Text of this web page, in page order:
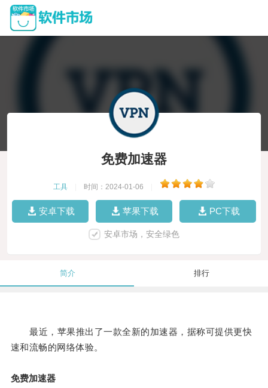
免费加速器
工具 时间：2024-01-06
安卓下载 苹果下载 PC下载
安卓市场，安全绿色
简介 排行
最近，苹果推出了一款全新的加速器，据称可提供更快
速和流畅的网络体验。
免费加速器